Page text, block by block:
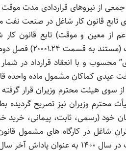
از نیروهای قراردادی مدت
تابع قانون کار شاغل در صنعت نفت
(اعم از معین و موقت) تابع قانون
مستقیم با
محسوب و با انعقاد قرارداد در
خود (رسمی، ثابت، پیمانی،
ماه پرداخت نمایند.